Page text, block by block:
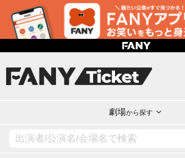
劇場から探す